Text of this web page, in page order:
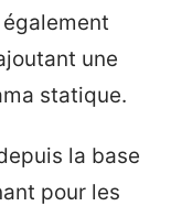
une
statique.
la base
pour les